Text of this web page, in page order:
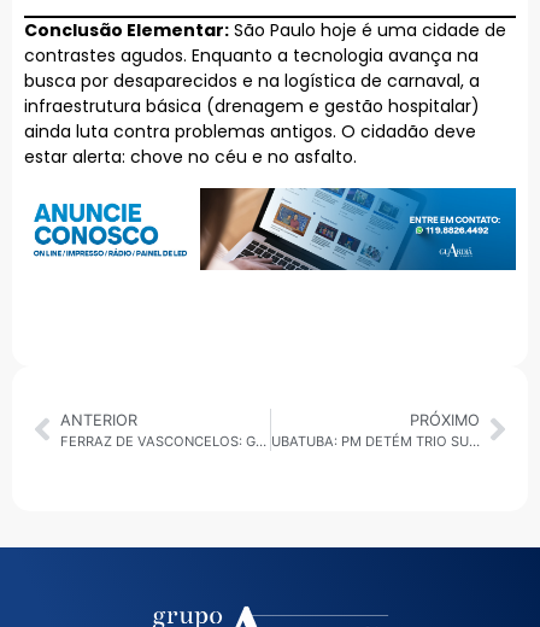
Conclusão Elementar: São Paulo hoje é uma cidade de
contrastes agudos. Enquanto a tecnologia avança na
busca por desaparecidos e na logística de carnaval, a
infraestrutura básica (drenagem e gestão hospitalar)
ainda luta contra problemas antigos. O cidadão deve
estar alerta: chove no céu e no asfalto.
ANTERIOR
FERRAZ DE VASCONCELOS: GAECO DEFLAGRA OPERAÇÃO TAC CONTRA ESQUEMA DE R$ 24 MILHÕES
PRÓXIMO
UBATUBA: PM DETÉM TRIO SUSPEITO DE ROUBO NA TRILHA DA CACHOEIRA DO PRUMIRIM